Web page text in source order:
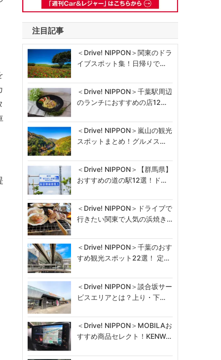
注目記事
＜Drive! NIPPON＞関東のドラ
イブスポット集！日帰りで…
＜Drive! NIPPON＞千葉駅周辺
のランチにおすすめの店12…
＜Drive! NIPPON＞嵐山の観光
スポットまとめ！グルメス…
＜Drive! NIPPON＞【群馬県】
おすすめの道の駅12選！ド…
＜Drive! NIPPON＞ドライブで
行きたい関東で人気の浜焼き…
＜Drive! NIPPON＞千葉のおす
すめ観光スポット22選！ 定…
＜Drive! NIPPON＞談合坂サー
ビスエリアとは？上り・下…
＜Drive! NIPPON＞MOBILAお
すすめ商品セレクト！KENW…